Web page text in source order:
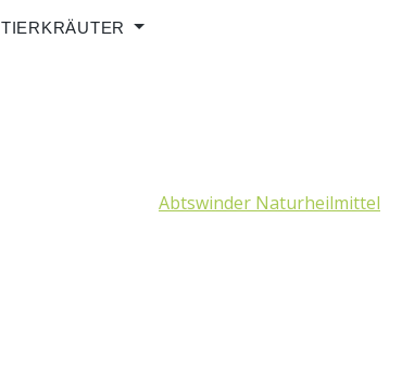
TIERKRÄUTER
Abtswinder Naturheilmittel